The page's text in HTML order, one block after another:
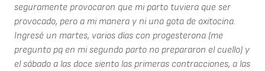
seguramente provocaron que mi parto tuviera que ser
provocado, pero a mi manera y ni una gota de oxitocina.
Ingresé un martes, varios días con progesterona (me
pregunto pq en mi segundo parto no prepararon el cuello) y
el sábado a las doce siento las primeras contracciones, a las